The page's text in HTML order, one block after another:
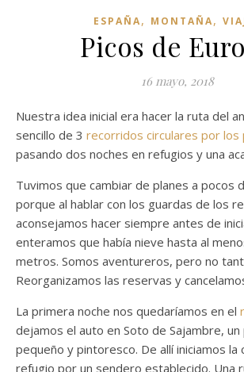
ESPAÑA, MONTAÑA,
Picos de
16 mayo, 2018
Nuestra idea inicial era hacer la ruta del anillo Vindio, el más
sencillo de 3 recorridos circulares por los
pasando dos noches en refugios y una
Tuvimos que cambiar de planes a pocos
porque al hablar con los guardas de los
aconsejamos hacer siempre antes de
enteramos que había nieve hasta al
metros. Somos aventureros, pero no
Reorganizamos las reservas y
La primera noche nos quedaríamos en el
dejamos el auto en Soto de Sajambre,
pequeño y pintoresco. De allí iniciamos la
refugio por un sendero establecido. Una